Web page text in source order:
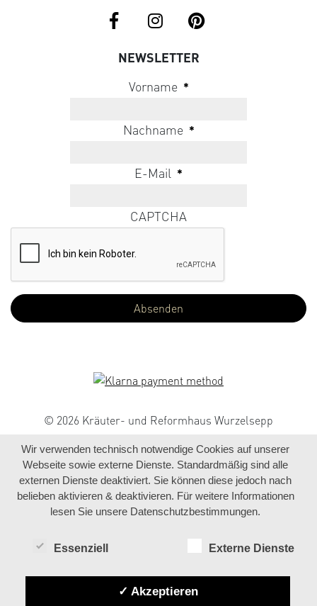
NEWSLETTER
Vorname *
Nachname *
E-Mail *
CAPTCHA
© 2026 Kräuter- und Reformhaus Wurzelsepp
Wir verwenden technisch notwendige Cookies auf unserer
Webseite sowie externe Dienste. Standardmäßig sind alle
externen Dienste deaktiviert. Sie können diese jedoch nach
belieben aktivieren & deaktivieren. Für weitere Informationen
lesen Sie unsere Datenschutzbestimmungen.
Essenziell Externe Dienste
✓ Akzeptieren